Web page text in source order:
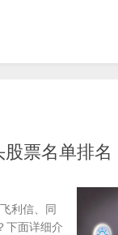
票名单排名
利信、同
下面详细介